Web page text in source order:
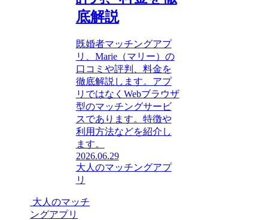
底解説
既婚者マッチングアプ
リ、Marie（マリー）の
口コミや評判、料金を
徹底解説します。アプ
リではなくWebブラウザ
型のマッチングサービ
スであります。特徴や
利用方法などを紹介し
ます。
2026.06.29
大人のマッチングアプ
リ
大人のマッチ
ングアプリ